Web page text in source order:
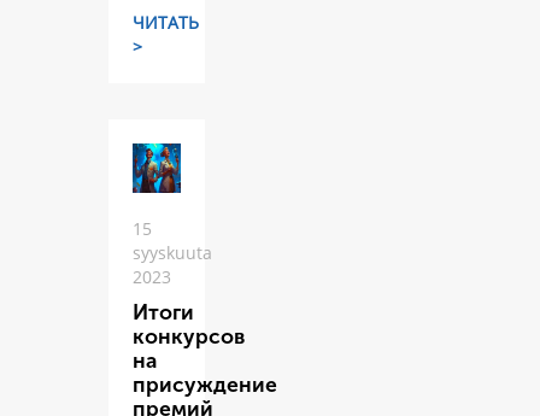
ЧИТАТЬ
>
15
syyskuuta
2023
Итоги
конкурсов
на
присуждение
премий